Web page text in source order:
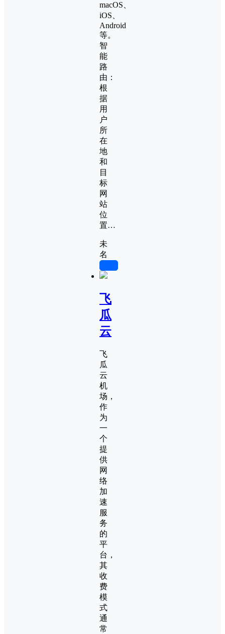
macOS、
iOS、
Android
等。
智
能
路
由：
根
据
用
户
所
在
地
和
目
标
网
站
位
置…
未
名
飞
瓜
云
飞
瓜
云
机
场，
作
为
一
个
提
供
网
络
加
速
服
务
的
平
台，
其
收
费
模
式
通
常